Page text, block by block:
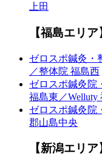
上田
【福島エリア
ゼロスポ鍼灸・
／整体院 福島西
ゼロスポ鍼灸院
福島東／Welluty
ゼロスポ鍼灸院
郡山島中央
【新潟エリア